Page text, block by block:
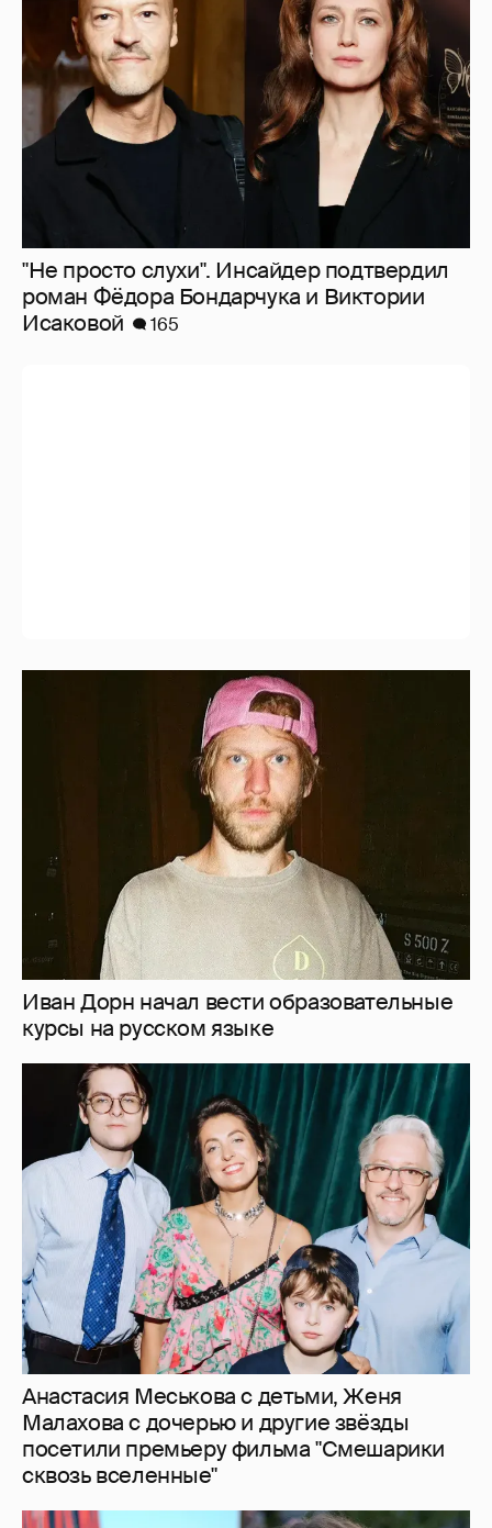
"Не просто слухи". Инсайдер подтвердил
роман Фёдора Бондарчука и Виктории
Исаковой
165
Иван Дорн начал вести образовательные
курсы на русском языке
Анастасия Меськова с детьми, Женя
Малахова с дочерью и другие звёзды
посетили премьеру фильма "Смешарики
сквозь вселенные"